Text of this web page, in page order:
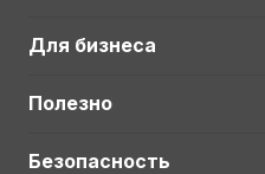
Для бизнеса
Полезно
Безопасность